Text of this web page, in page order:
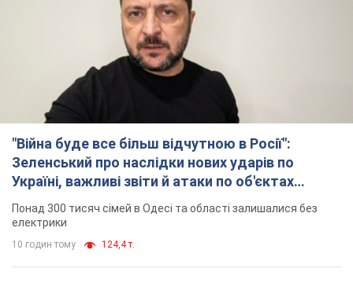
"Війна буде все більш відчутною в Росії":
Зеленський про наслідки нових ударів по
Україні, важливі звіти й атаки по об'єктах
ворога. Відео
Понад 300 тисяч сімей в Одесі та області залишалися без
електрики
10 годин тому 124,4 т.